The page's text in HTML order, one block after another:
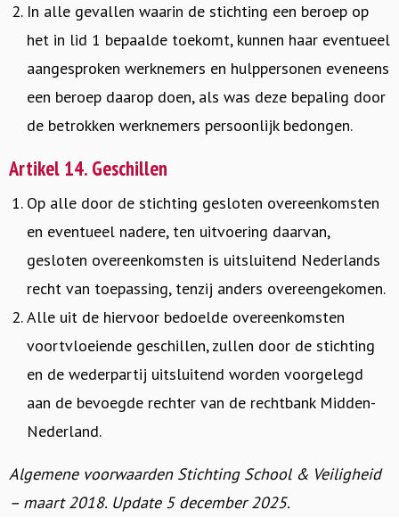
In alle gevallen waarin de stichting een beroep op
het in lid 1 bepaalde toekomt, kunnen haar eventueel
aangesproken werknemers en hulppersonen eveneens
een beroep daarop doen, als was deze bepaling door
de betrokken werknemers persoonlijk bedongen.
Artikel 14. Geschillen
Op alle door de stichting gesloten overeenkomsten
en eventueel nadere, ten uitvoering daarvan,
gesloten overeenkomsten is uitsluitend Nederlands
recht van toepassing, tenzij anders overeengekomen.
Alle uit de hiervoor bedoelde overeenkomsten
voortvloeiende geschillen, zullen door de stichting
en de wederpartij uitsluitend worden voorgelegd
aan de bevoegde rechter van de rechtbank Midden-
Nederland.
Algemene voorwaarden Stichting School & Veiligheid
– maart 2018. Update 5 december 2025.